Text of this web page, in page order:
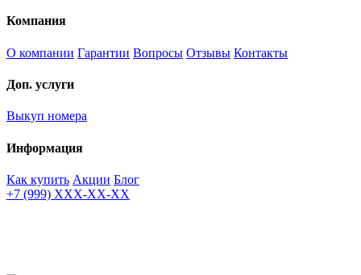
Компания
О компании Гарантии Вопросы Отзывы Контакты
Доп. услуги
Выкуп номера
Информация
Как купить Акции Блог
+7 (999) XXX-XX-XX